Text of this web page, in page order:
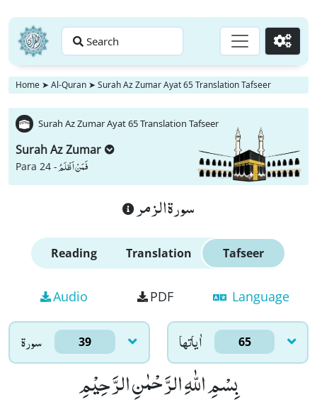
Search Go
Home ➤ Al-Quran ➤ Surah Az Zumar Ayat 65 Translation Tafseer
Surah Az Zumar Ayat 65 Translation Tafseer
Surah Az Zumar
Para 24 -فَمَنْ اَظْلَمُ
سورة الزمر
Reading Translation Tafseer
Audio PDF Language
سورۃ 39 اٰياتها 65
بِسْمِ اللّٰهِ الرَّحْمٰنِ الرَّحِیْمِ